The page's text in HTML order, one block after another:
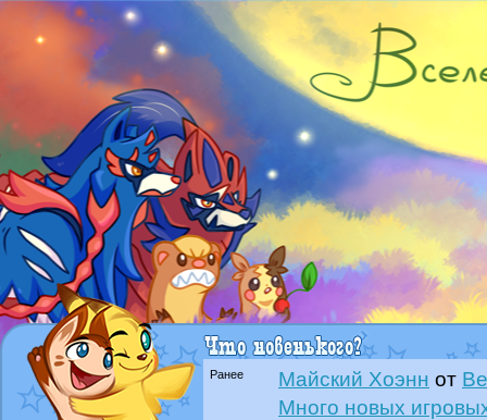
Ранее Майский Хоэнн от
Много новых